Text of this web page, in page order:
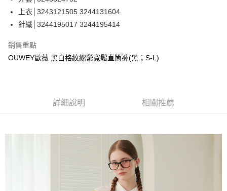
相關說明
【大哥付你分期使用說明】
2.付款方式選擇「大哥付你分期」，訂單成立後會自動跳轉到大哥付的交易
成交易。
法說明評估內容。
【繳款方式說明】
2.透過簡訊連結打開帳單後，可選擇「超商條碼／台灣大直營門市／銀行轉
帳／街口支付／iPASS MONEY」等通路繳費。
1.本服務係由「台灣大哥大股份有限公司」（以下簡稱本公司）所提供，讓
用戶於交易時，得透過本服務購買商品或服務，並由商店將買賣／分期付款
買賣價金債權讓與本公司後，依約使用本公司帳單繳交帳款。
相關說明
【關於「AFTEE先享後付」】
３．安心：先確認商品／服務後，再付款。
結帳頁面，進行簡訊認證並確認金額後，即可完成結帳。
２．訂單成立數日內，您將收到繳費通知簡訊。
３．收到繳費通知簡訊後14天內，點擊此簡訊中的連結，可透過四大超商／
ATM／網路銀行／等多元方式進行付款，方視為交易完成。
※ 請注意：結帳手續完成當下不需立刻繳費，但若您需要取消訂單，請聯絡
購買商品的店家。未經商家同意取消之訂單仍視為有效，需透過AFTEE先享
每筆NT$120，滿NT$2,500(含以上)免運費
每筆NT$120，滿NT$2,500(含以上)免運費
每筆NT$120，滿NT$2,500(含以上)免運費
付款後萊爾富取貨
上衣│3243121505 3244131604
針織│3244195017 3244195414
銷售重點
OUWEY歐薇 黑白格紋縲縈寬鬆直筒褲(黑；S-L)
詳細說明 相關推薦